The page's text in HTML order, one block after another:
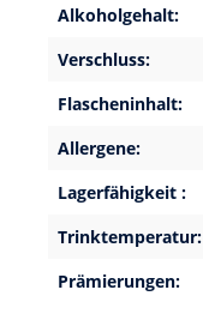
Alkoholgehalt:
Verschluss:
Flascheninhalt:
Allergene:
Lagerfähigkeit :
Trinktemperatur:
Prämierungen: